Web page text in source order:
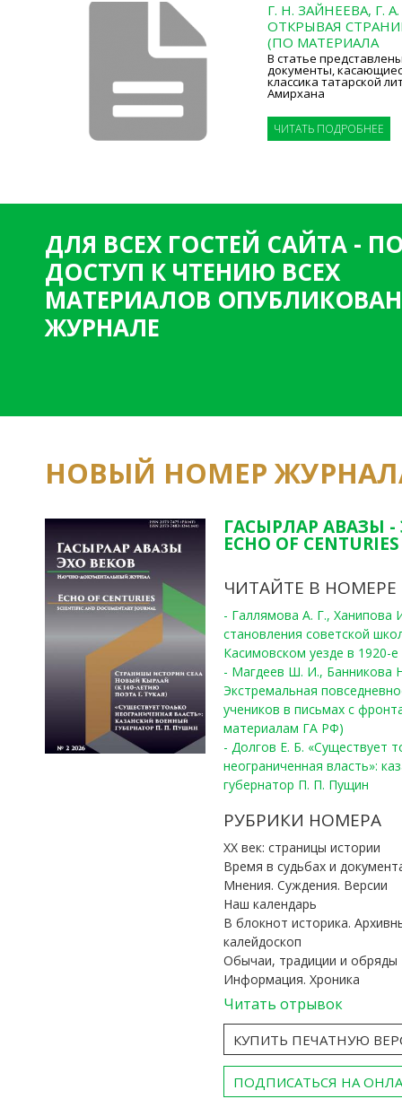
Г. Н. ЗАЙНЕЕВА, Г.
ОТКРЫВАЯ
(ПО МАТЕРИАЛА
В статье
документы,
классика татарской
Амирхана
ЧИТАТЬ ПОДРОБНЕЕ
ДЛЯ ВСЕХ ГОСТЕЙ САЙТА -
ДОСТУП К ЧТЕНИЮ ВСЕХ
МАТЕРИАЛОВ
ЖУРНАЛЕ
НОВЫЙ НОМЕР
ГАСЫРЛАР АВАЗЫ -
ECHO OF
ЧИТАЙТЕ В НОМЕРЕ
- Галлямова А. Г.,
становления советской
Касимовском уезде в 1920-е
- Магдеев Ш. И., Банникова
Экстремальная
учеников в письмах с
материалам ГА РФ)
- Долгов Е. Б. «Существует
неограниченная власть»:
губернатор П. П. Пущин
РУБРИКИ НОМЕРА
ХХ век: страницы истории
Время в судьбах и
Мнения. Суждения. Версии
Наш календарь
В блокнот историка.
калейдоскоп
Обычаи, традиции и обряды
Информация. Хроника
Читать отрывок
КУПИТЬ ПЕЧАТНУЮ
ПОДПИСАТЬСЯ НА